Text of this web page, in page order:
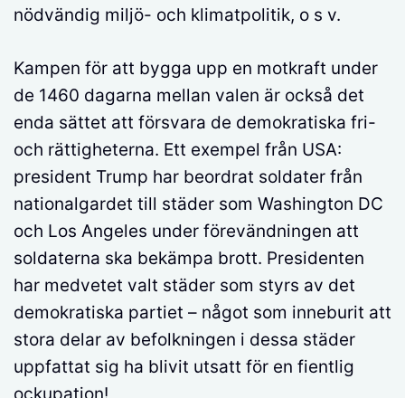
nödvändig miljö- och klimatpolitik, o s v.
Kampen för att bygga upp en motkraft under
de 1460 dagarna mellan valen är också det
enda sättet att försvara de demokratiska fri-
och rättigheterna. Ett exempel från USA:
president Trump har beordrat soldater från
nationalgardet till städer som Washington DC
och Los Angeles under förevändningen att
soldaterna ska bekämpa brott. Presidenten
har medvetet valt städer som styrs av det
demokratiska partiet – något som inneburit att
stora delar av befolkningen i dessa städer
uppfattat sig ha blivit utsatt för en fientlig